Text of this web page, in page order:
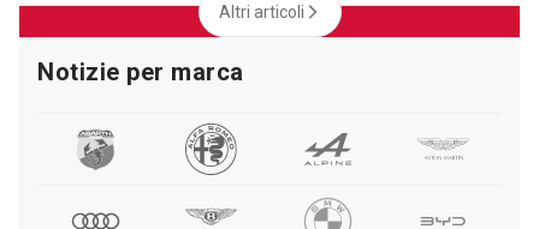
Altri articoli
Notizie per marca